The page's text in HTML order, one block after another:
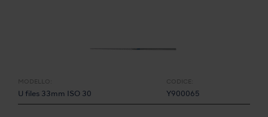
MODELLO:
U files 33mm ISO 30
CODICE:
Y900065